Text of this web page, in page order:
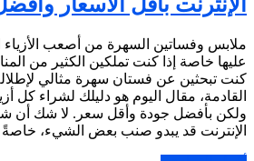
ملابس وفساتين السهرة من أصعب
عليها خاصة إذا كنت تملكين الكثير من
كنت تبحثين عن فستان سهرة مثالي
القادمة، مقال اليوم هو دليلك لشراء كل
ولكن بأفضل جودة وأقل سعر. لا شك أن
الإنترنت قد يبدو صنب بعض الشيء، خاصةً